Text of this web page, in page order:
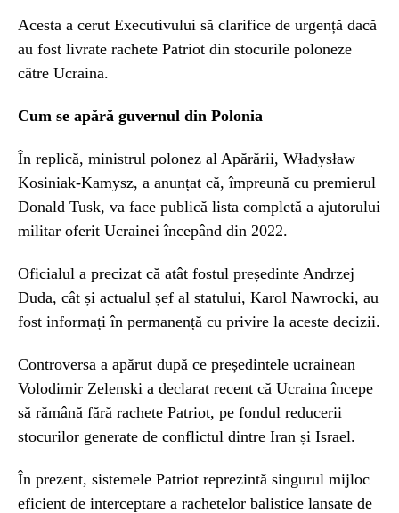
Acesta a cerut Executivului să clarifice de urgență dacă
au fost livrate rachete Patriot din stocurile poloneze
către Ucraina.
Cum se apără guvernul din Polonia
În replică, ministrul polonez al Apărării, Władysław
Kosiniak-Kamysz, a anunțat că, împreună cu premierul
Donald Tusk, va face publică lista completă a ajutorului
militar oferit Ucrainei începând din 2022.
Oficialul a precizat că atât fostul președinte Andrzej
Duda, cât și actualul șef al statului, Karol Nawrocki, au
fost informați în permanență cu privire la aceste decizii.
Controversa a apărut după ce președintele ucrainean
Volodimir Zelenski a declarat recent că Ucraina începe
să rămână fără rachete Patriot, pe fondul reducerii
stocurilor generate de conflictul dintre Iran și Israel.
În prezent, sistemele Patriot reprezintă singurul mijloc
eficient de interceptare a rachetelor balistice lansate de